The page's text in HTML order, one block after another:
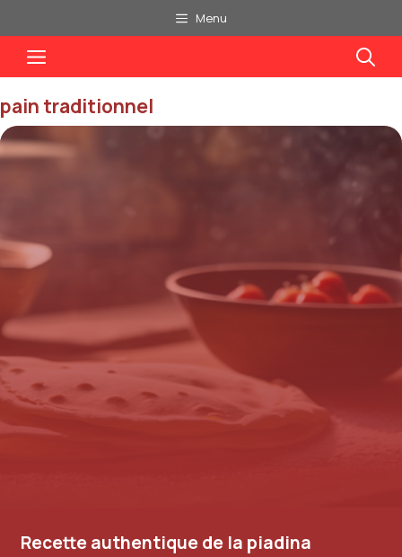
au
contenu
Menu
Menu
pain traditionnel
Recette authentique de la piadina